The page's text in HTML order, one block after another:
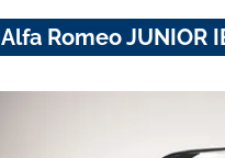
Alfa Romeo JUNIOR